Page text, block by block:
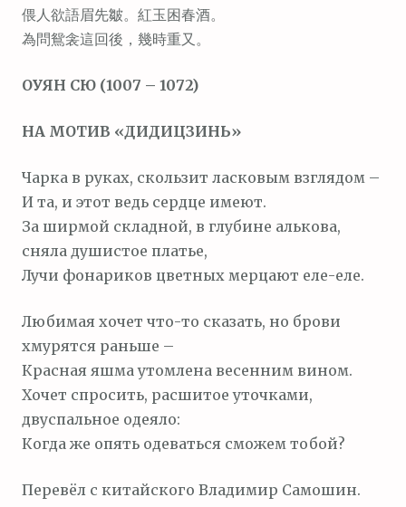
偎人欲語眉先皺。紅玉困春酒。
為問鴛衾這回後，幾時重又。
ОУЯН СЮ (1007 – 1072)
НА МОТИВ «ДИДИЦЗИНЬ»
Чарка в руках, скользит ласковым взглядом –
И та, и этот ведь сердце имеют.
За ширмой складной, в глубине алькова,
сняла душистое платье,
Лучи фонариков цветных мерцают еле-еле.
Любимая хочет что-то сказать, но брови
хмурятся раньше –
Красная яшма утомлена весенним вином.
Хочет спросить, расшитое уточками,
двуспальное одеяло:
Когда же опять одеваться сможем тобой?
Перевёл с китайского Владимир Самошин.